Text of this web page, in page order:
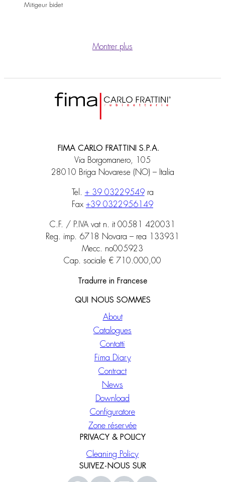
Mitigeur bidet
Montrer plus
FIMA CARLO FRATTINI S.P.A.
Via Borgomanero, 105
28010 Briga Novarese (NO) – Italia
Tel. + 39 03229549ra
Fax +39 0322956149
C.F. / P.IVA vat n. it 00581 420031
Reg. imp. 6718 Novara – rea 133931
Mecc. no005923
Cap. sociale € 710.000,00
Tradurre in Francese
QUI NOUS SOMMES
About
Catalogues
Contatti
Fima Diary
Contract
News
Download
Configuratore
Zone réservée
PRIVACY & POLICY
Cleaning Policy
SUIVEZ-NOUS SUR